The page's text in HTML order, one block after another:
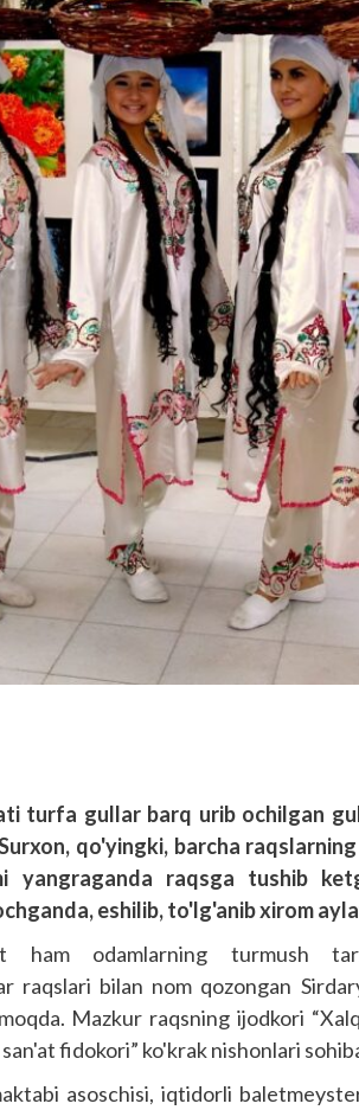
turfa gullar barq urib ochilgan
qo'yingki, barcha
yangraganda raqsga tushib
eshilib, to'lg'anib xirom
ham odamlarning turmush
raqslari bilan nom qozongan
Mazkur raqsning ijodkori
san'at fidokori” ko'krak nishonlari
asoschisi, iqtidorli